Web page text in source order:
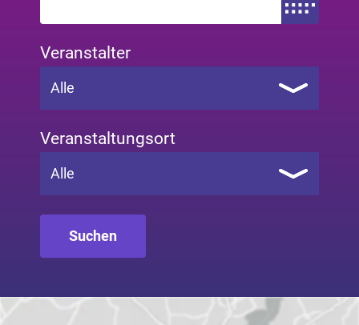
Zeitraum bis
Veranstalter
Alle
Veranstaltungsort
Alle